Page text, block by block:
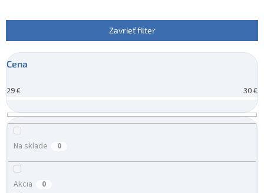
p
r
o
u
k
t
o
Zavrieť filter
Cena
29€ 30€
Na sklade 0
Akcia 0